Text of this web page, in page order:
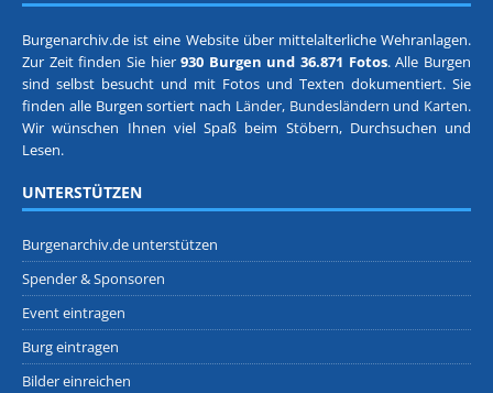
Burgenarchiv.de ist eine Website über mittelalterliche Wehranlagen.
Zur Zeit finden Sie hier930 Burgen und 36.871 Fotos. Alle Burgen
sind selbst besucht und mit Fotos und Texten dokumentiert. Sie
finden alle Burgen sortiert nach Länder, Bundesländern und Karten.
Wir wünschen Ihnen viel Spaß beim Stöbern, Durchsuchen und
Lesen.
UNTERSTÜTZEN
Burgenarchiv.de unterstützen
Spender & Sponsoren
Event eintragen
Burg eintragen
Bilder einreichen